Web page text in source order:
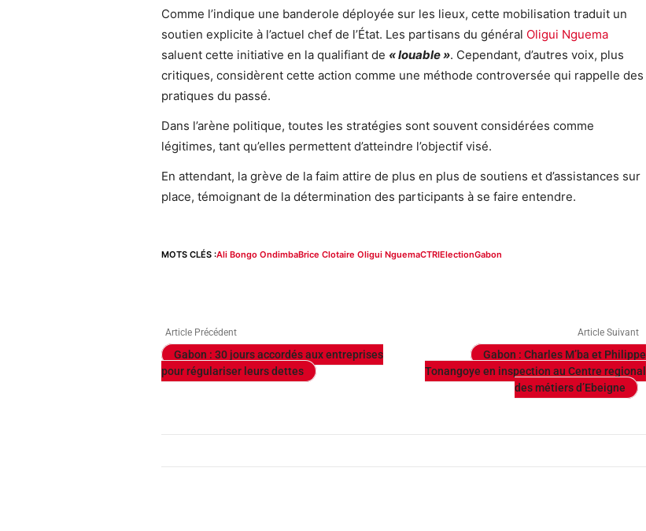
Comme l’indique une banderole déployée sur les lieux, cette mobilisation traduit un
soutien explicite à l’actuel chef de l’État. Les partisans du général Oligui Nguema
saluent cette initiative en la qualifiant de « louable ». Cependant, d’autres voix, plus
critiques, considèrent cette action comme une méthode controversée qui rappelle des
pratiques du passé.
Dans l’arène politique, toutes les stratégies sont souvent considérées comme
légitimes, tant qu’elles permettent d’atteindre l’objectif visé.
En attendant, la grève de la faim attire de plus en plus de soutiens et d’assistances sur
place, témoignant de la détermination des participants à se faire entendre.
MOTS CLÉS :Ali Bongo OndimbaBrice Clotaire Oligui NguemaCTRIElectionGabon
Article Précédent
Gabon : 30 jours accordés aux entreprises
pour régulariser leurs dettes
Article Suivant
Gabon : Charles M’ba et Philippe
Tonangoye en inspection au Centre regional
des métiers d’Ebeigne